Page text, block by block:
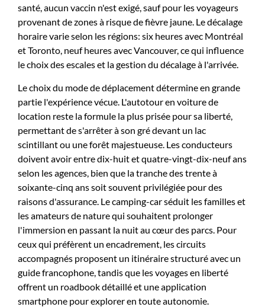
santé, aucun vaccin n'est exigé, sauf pour les voyageurs
provenant de zones à risque de fièvre jaune. Le décalage
horaire varie selon les régions: six heures avec Montréal
et Toronto, neuf heures avec Vancouver, ce qui influence
le choix des escales et la gestion du décalage à l'arrivée.
Le choix du mode de déplacement détermine en grande
partie l'expérience vécue. L'autotour en voiture de
location reste la formule la plus prisée pour sa liberté,
permettant de s'arrêter à son gré devant un lac
scintillant ou une forêt majestueuse. Les conducteurs
doivent avoir entre dix-huit et quatre-vingt-dix-neuf ans
selon les agences, bien que la tranche des trente à
soixante-cinq ans soit souvent privilégiée pour des
raisons d'assurance. Le camping-car séduit les familles et
les amateurs de nature qui souhaitent prolonger
l'immersion en passant la nuit au cœur des parcs. Pour
ceux qui préfèrent un encadrement, les circuits
accompagnés proposent un itinéraire structuré avec un
guide francophone, tandis que les voyages en liberté
offrent un roadbook détaillé et une application
smartphone pour explorer en toute autonomie.